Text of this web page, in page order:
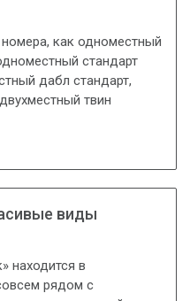
как одноместный
стандарт
дабл стандарт,
твин
виды
находится в
рядом с